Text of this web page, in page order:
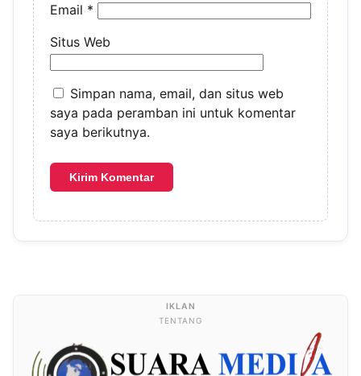
Email *
Situs Web
Simpan nama, email, dan situs web
saya pada peramban ini untuk komentar
saya berikutnya.
TENTANG